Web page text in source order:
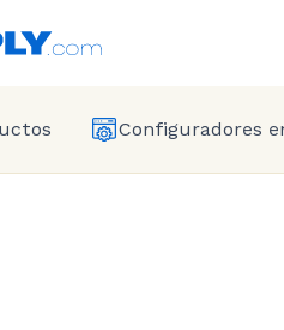
Configuradores